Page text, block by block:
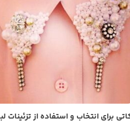
برای انتخاب و استفاده از تزئینات